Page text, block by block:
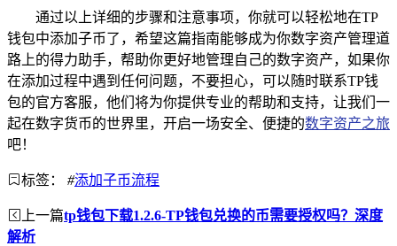
通过以上详细的步骤和注意事项，你就可以轻松地在TP
钱包中添加子币了，希望这篇指南能够成为你数字资产管理道
路上的得力助手，帮助你更好地管理自己的数字资产，如果你
在添加过程中遇到任何问题，不要担心，可以随时联系TP钱
包的官方客服，他们将为你提供专业的帮助和支持，让我们一
起在数字货币的世界里，开启一场安全、便捷的数字资产之旅
吧！
标签： #添加子币流程
上一篇tp钱包下载1.2.6-TP钱包兑换的币需要授权吗？深度
解析